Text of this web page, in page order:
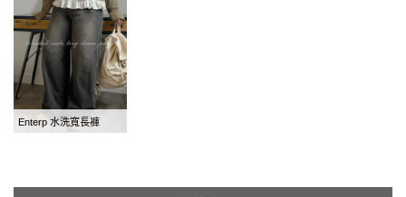
Enterp 水洗寬長褲